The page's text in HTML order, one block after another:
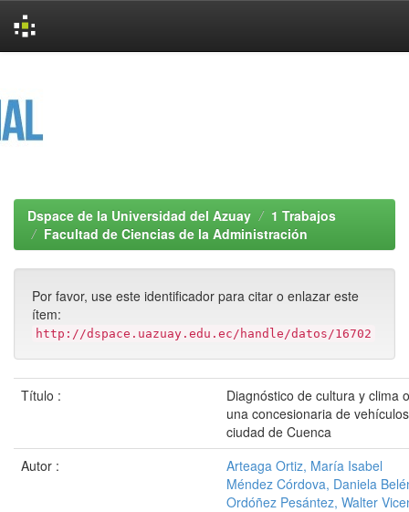
Dspace de la Universidad del Azuay
1 Trabajos
Facultad de Ciencias de la Administración
Por favor, use este identificador para citar o enlazar este
ítem:
http://dspace.uazuay.edu.ec/handle/datos/16702
Título :
Diagnóstico de cultura y clima
una concesionaria de
ciudad de Cuenca
Autor :
Arteaga Ortiz, María Isabel
Méndez Córdova, Daniela
Ordóñez Pesántez, Walter